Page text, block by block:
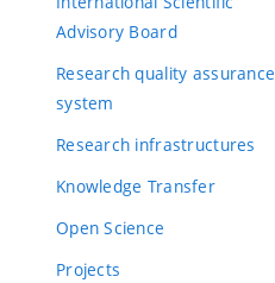
Advisory Board
Research quality assurance
system
Research infrastructures
Knowledge Transfer
Open Science
Projects